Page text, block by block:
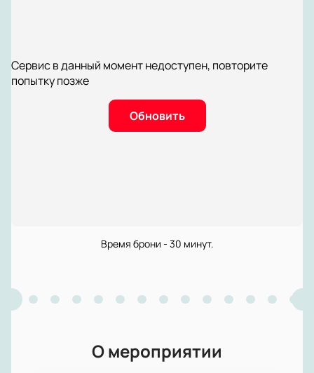
Сервис в данный момент недоступен, повторите
попытку позже
Обновить
Время брони - 30 минут.
О мероприятии